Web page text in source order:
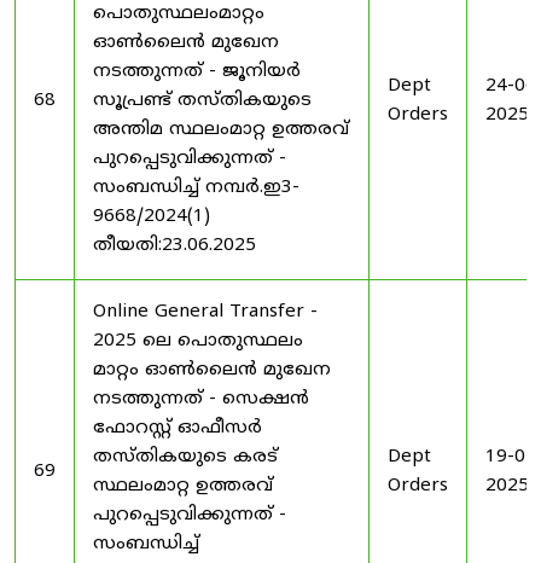
68
പൊതുസ്ഥലംമാറ്റം
ഓൺലൈൻ മുഖേന
നടത്തുന്നത് - ജൂനിയർ
സൂപ്രണ്ട് തസ്തികയുടെ
അന്തിമ സ്ഥലംമാറ്റ ഉത്തരവ്
പുറപ്പെടുവിക്കുന്നത് -
സംബന്ധിച്ച് നമ്പർ.ഇ3-
9668/2024(1)
തീയതി:23.06.2025
Dept
Orders
24-
2025
69
Online General Transfer -
2025 ലെ പൊതുസ്ഥലം
മാറ്റം ഓൺലൈൻ മുഖേന
നടത്തുന്നത് - സെക്ഷൻ
ഫോറസ്റ്റ് ഓഫീസർ
തസ്തികയുടെ കരട്
സ്ഥലംമാറ്റ ഉത്തരവ്
പുറപ്പെടുവിക്കുന്നത് -
സംബന്ധിച്ച്
Dept
Orders
19-
2025